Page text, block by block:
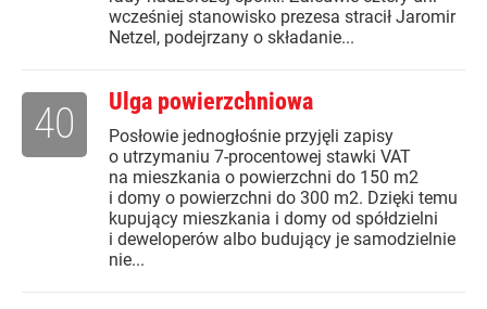
wcześniej stanowisko prezesa stracił Jaromir
Netzel, podejrzany o składanie...
Ulga powierzchniowa
Posłowie jednogłośnie przyjęli zapisy
o utrzymaniu 7-procentowej stawki VAT
na mieszkania o powierzchni do 150 m2
i domy o powierzchni do 300 m2. Dzięki temu
kupujący mieszkania i domy od spółdzielni
i deweloperów albo budujący je samodzielnie
nie...
40